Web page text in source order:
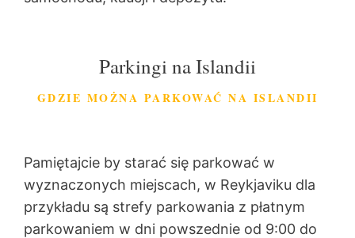
Parkingi na Islandii
GDZIE MOŻNA PARKOWAĆ NA ISLANDII
Pamiętajcie by starać się parkować w
wyznaczonych miejscach, w Reykjaviku dla
przykładu są strefy parkowania z płatnym
parkowaniem w dni powszednie od 9:00 do